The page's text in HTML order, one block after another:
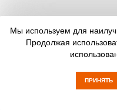
Мы используем для
Продолжая
ПРИНЯТЬ